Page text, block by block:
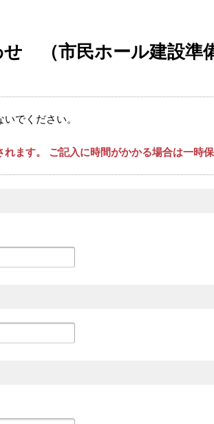
（市民ホール建設準
でください。
ます。 ご記入に時間がかかる場合は一時保